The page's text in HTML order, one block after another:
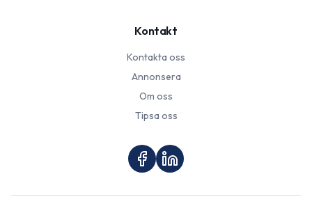
Kontakt
Kontakta oss
Annonsera
Om oss
Tipsa oss